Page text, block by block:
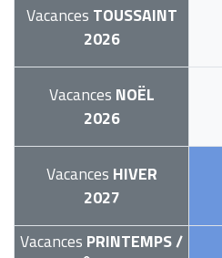
Vacances TOUSSAINT
2026
Vacances NOËL
2026
Vacances HIVER
2027
Vacances PRINTEMPS /